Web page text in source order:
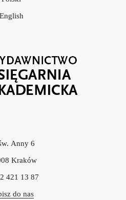
English
Anny 6
Kraków
421 13 87
do nas